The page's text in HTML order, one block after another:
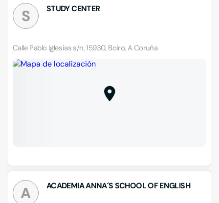
S STUDY CENTER
Calle Pablo Iglesias s/n, 15930, Boiro, A Coruña
A ACADEMIA ANNA´S SCHOOL OF ENGLISH